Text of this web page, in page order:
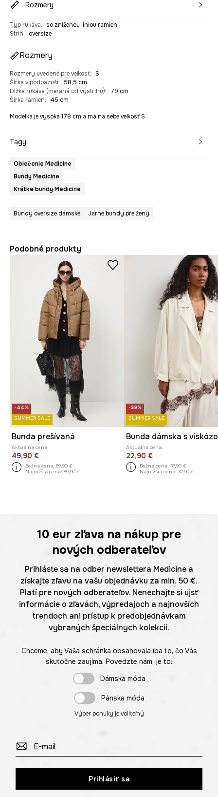
Rozmery
Typ rukáva:
so zníženou líniou ramien
Strih: oversize
Rozmery
Rozmery uvedené pre veľkosť: S.
Šírka v podpazuší:
58,5 cm
Dĺžka rukáva (meraná od výstrihu):
79 cm
Šírka ramien: 45 cm
Modelka je vysoká 178 cm a má na sebe veľkosť S
Tagy
Oblečenie Medicine
Bundy Medicine
Krátke bundy Medicine
Bundy oversize dámske Jarné bundy pre ženy
Podobné produkty
-44%
SUMMER SALE
Bunda prešívaná
Aktuálna cena:
49,90 €
Bežná cena: 89,90 €
Najnižšia cena: 89,90 €
-39%
SUMMER SALE
Bunda dámska s
Aktuálna cena:
22,90 €
Bežná cena: 37,90 €
Najnižšia cena: 37,90 €
10 eur zľava na nákup pre
nových odberateľov
Prihláste sa na odber newslettera Medicine a
získajte zľavu na vašu objednávku za min. 50 €.
Platí pre nových odberateľov. Nenechajte si ujsť
informácie o zľavách, výpredajoch a najnovších
trendoch ani prístup k predobjednávkam
vybraných špeciálnych kolekcií.
Chceme, aby Vaša schránka obsahovala iba to, čo Vás
skutočne zaujíma. Povedzte nám, je to:
Dámska móda
Pánska móda
Výber ponuky je voliteľný
Prihlásiť sa